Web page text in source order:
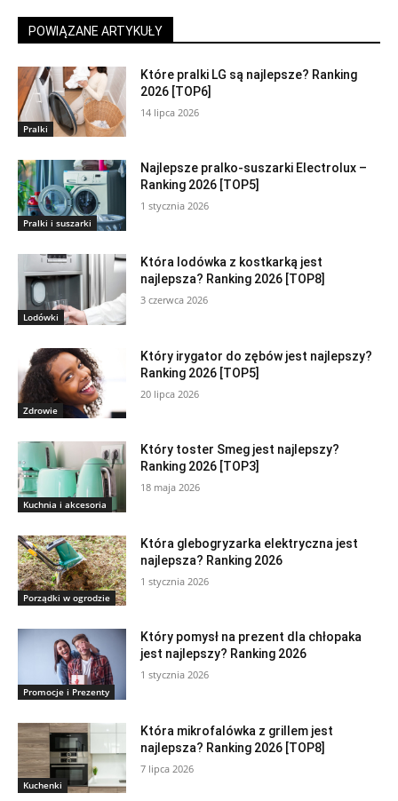
POWIĄZANE ARTYKUŁY
Pralki
Które pralki LG są najlepsze? Ranking
2026 [TOP6]
14 lipca 2026
Pralki i suszarki
Najlepsze pralko-suszarki Electrolux –
Ranking 2026 [TOP5]
1 stycznia 2026
Lodówki
Która lodówka z kostkarką jest
najlepsza? Ranking 2026 [TOP8]
3 czerwca 2026
Zdrowie
Który irygator do zębów jest najlepszy?
Ranking 2026 [TOP5]
20 lipca 2026
Kuchnia i akcesoria
Który toster Smeg jest najlepszy?
Ranking 2026 [TOP3]
18 maja 2026
Porządki w ogrodzie
Która glebogryzarka elektryczna jest
najlepsza? Ranking 2026
1 stycznia 2026
Promocje i Prezenty
Który pomysł na prezent dla chłopaka
jest najlepszy? Ranking 2026
1 stycznia 2026
Kuchenki
Która mikrofalówka z grillem jest
najlepsza? Ranking 2026 [TOP8]
7 lipca 2026